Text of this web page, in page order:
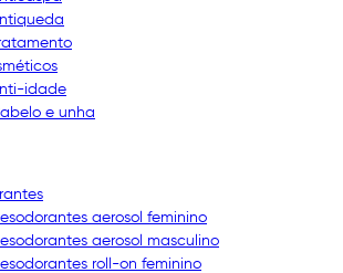
idade
e unha
aerosol feminino
aerosol masculino
roll-on feminino